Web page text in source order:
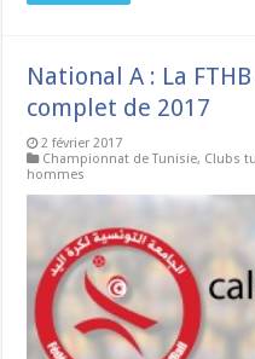
National A : La
complet de 2017
2 février 2017
Championnat de Tunisie, Clubs
hommes